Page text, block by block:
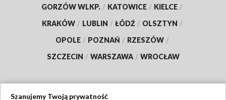
GORZÓW WLKP. / KATOWICE / KIELCE /
KRAKÓW / LUBLIN / ŁÓDŹ / OLSZTYN /
OPOLE / POZNAŃ / RZESZÓW /
SZCZECIN / WARSZAWA / WROCŁAW
Szanujemy Twoją prywatność